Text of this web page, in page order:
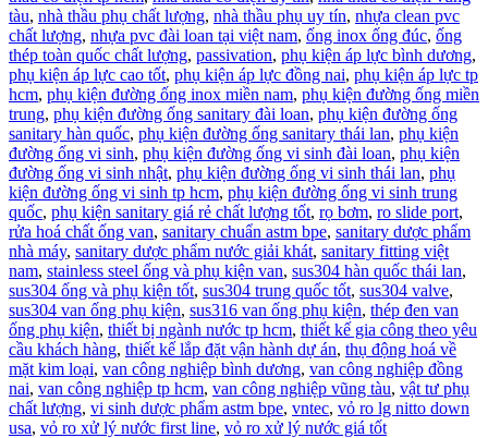
tàu, nhà thầu phụ chất lượng, nhà thầu phụ uy tín, nhựa clean pvc
chất lượng, nhựa pvc đài loan tại việt nam, ống inox ống đúc, ống
thép toàn quốc chất lượng, passivation, phụ kiện áp lực bình dương,
phụ kiện áp lực cao tốt, phụ kiện áp lực đồng nai, phụ kiện áp lực tp
hcm, phụ kiện đường ống inox miền nam, phụ kiện đường ống miền
trung, phụ kiện đường ống sanitary đài loan, phụ kiện đường ống
sanitary hàn quốc, phụ kiện đường ống sanitary thái lan, phụ kiện
đường ống vi sinh, phụ kiện đường ống vi sinh đài loan, phụ kiện
đường ống vi sinh nhật, phụ kiện đường ống vi sinh thái lan, phụ
kiện đường ống vi sinh tp hcm, phụ kiện đường ống vi sinh trung
quốc, phụ kiện sanitary giá rẻ chất lượng tốt, rọ bơm, ro slide port,
rửa hoá chất ống van, sanitary chuẩn astm bpe, sanitary dược phẩm
nhà máy, sanitary dược phẩm nước giải khát, sanitary fitting việt
nam, stainless steel ống và phụ kiện van, sus304 hàn quốc thái lan,
sus304 ống và phụ kiện tốt, sus304 trung quốc tốt, sus304 valve,
sus304 van ống phụ kiện, sus316 van ống phụ kiện, thép đen van
ống phụ kiện, thiết bị ngành nước tp hcm, thiết kế gia công theo yêu
cầu khách hàng, thiết kế lắp đặt vận hành dự án, thụ động hoá về
mặt kim loại, van công nghiệp bình dương, van công nghiệp đồng
nai, van công nghiệp tp hcm, van công nghiệp vũng tàu, vật tư phụ
chất lượng, vi sinh dược phẩm astm bpe, vntec, vỏ ro lg nitto down
usa, vỏ ro xử lý nước first line, vỏ ro xử lý nước giá tốt